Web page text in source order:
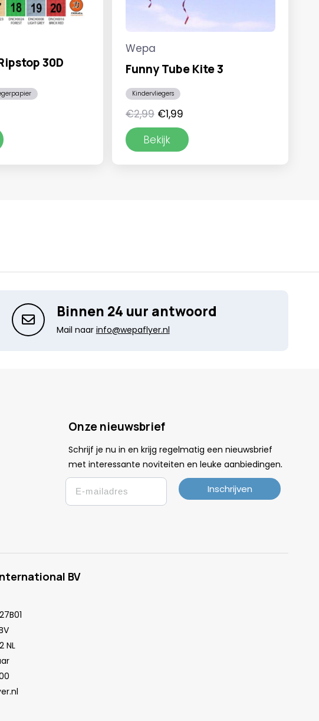
30D
Wepa
Funny Tube Kite 3
Kindervliegers
€2,99 Oorspronkelijke
prijs
was:
€1,99Huidige
prijs
is:
Bekijk
Binnen 24 uur antwoord
Mail naar info@wepaflyer.nl
Onze nieuwsbrief
Schrijf je nu in en krijg regelmatig een nieuwsbrief
met interessante noviteiten en leuke aanbiedingen.
Email
Inschrijven
BV
NL